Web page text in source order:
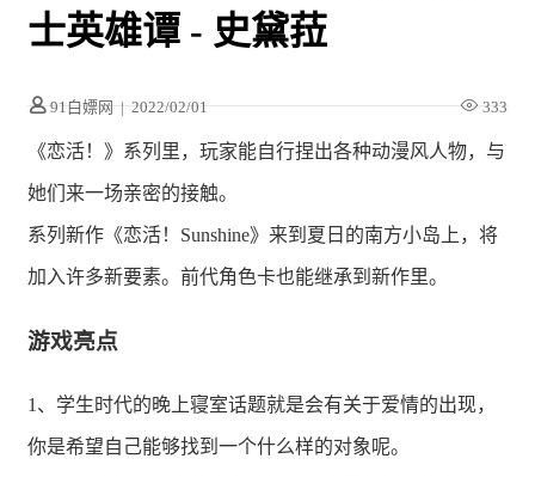
士英雄谭 - 史黛菈
91白嫖网 | 2022/02/01 333
《恋活！》系列里，玩家能自行捏出各种动漫风人物，与
她们来一场亲密的接触。
系列新作《恋活！Sunshine》来到夏日的南方小岛上，将
加入许多新要素。前代角色卡也能继承到新作里。
游戏亮点
1、学生时代的晚上寝室话题就是会有关于爱情的出现，
你是希望自己能够找到一个什么样的对象呢。